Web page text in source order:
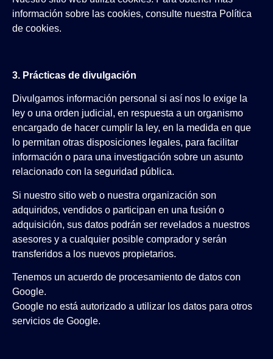
información sobre las cookies, consulte nuestra Política
de cookies.
3. Prácticas de divulgación
Divulgamos información personal si así nos lo exige la
ley o una orden judicial, en respuesta a un organismo
encargado de hacer cumplir la ley, en la medida en que
lo permitan otras disposiciones legales, para facilitar
información o para una investigación sobre un asunto
relacionado con la seguridad pública.
Si nuestro sitio web o nuestra organización son
adquiridos, vendidos o participan en una fusión o
adquisición, sus datos podrán ser revelados a nuestros
asesores y a cualquier posible comprador y serán
transferidos a los nuevos propietarios.
Tenemos un acuerdo de procesamiento de datos con
Google.
Google no está autorizado a utilizar los datos para otros
servicios de Google.